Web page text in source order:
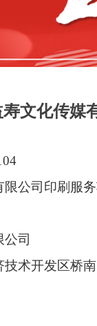
文化传媒
公司印刷服
司
术开发区桥